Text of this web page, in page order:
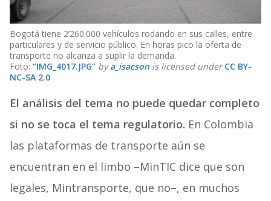
Bogotá tiene 2’260.000 vehículos rodando en sus calles, entre
particulares y de servicio público. En horas pico la oferta de
transporte no alcanza a suplir la demanda.
Foto: “IMG_4017.JPG”bya_isacsonis licensed under CC BY-
NC-SA 2.0
El análisis del tema no puede quedar completo
si no se toca el tema regulatorio. En Colombia
las plataformas de transporte aún se
encuentran en el limbo –MinTIC dice que son
legales, Mintransporte, que no–, en muchos